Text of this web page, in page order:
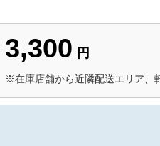
3,300 円
※在庫店舗から近隣配送エリア、